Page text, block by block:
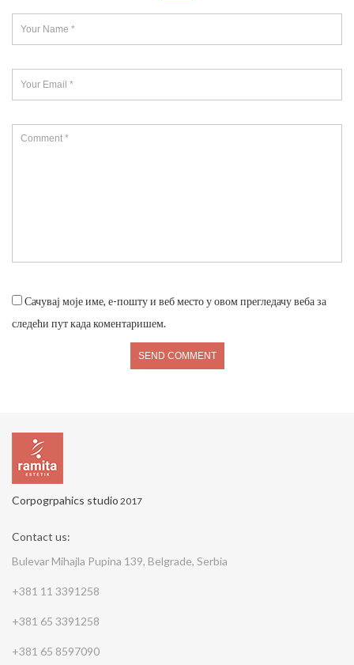
Сачувај моје име, е-пошту и веб место у овом прегледачу веба за
следећи пут када коментаришем.
Corpogrpahics studio 2017
Contact us:
Bulevar Mihajla Pupina 139, Belgrade, Serbia
+381 11 3391258
+381 65 3391258
+381 65 8597090